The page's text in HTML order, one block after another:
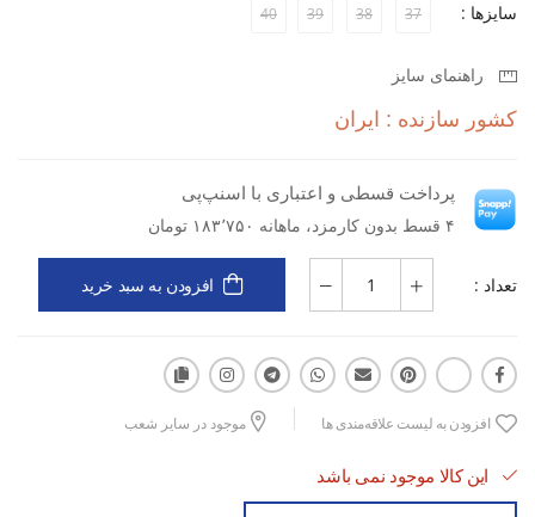
سایزها : 37
38
39
40
راهنمای سایز
کشور سازنده : ایران
پرداخت قسطی و اعتباری با اسنپ‌پی
۴ قسط بدون کارمزد، ماهانه ۱۸۳٬۷۵۰ تومان
تعداد : افزودن به سبد خرید
افزودن به لیست علاقه‌مندی ها موجود در سایر شعب
این کالا موجود نمی باشد